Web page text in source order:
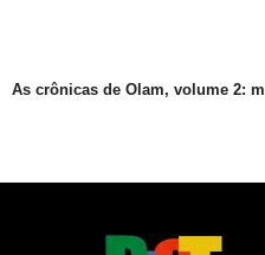
As crônicas de Olam, volume 2: